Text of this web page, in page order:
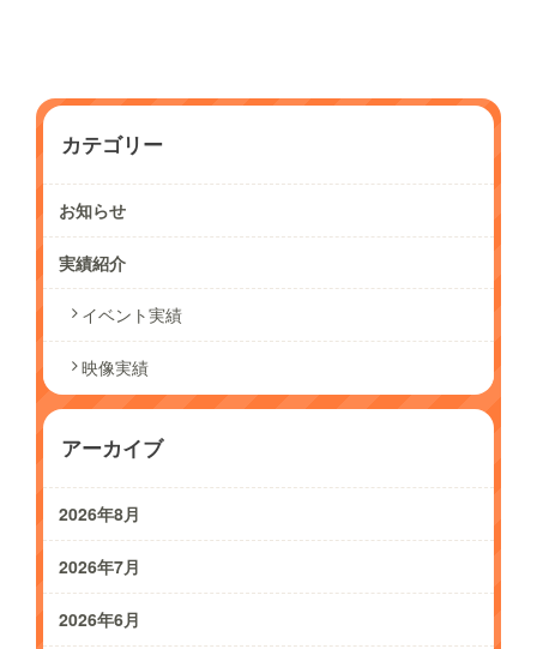
カテゴリー
お知らせ
実績紹介
イベント実績
映像実績
アーカイブ
2026年8月
2026年7月
2026年6月